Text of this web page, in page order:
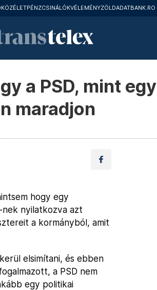
KÖZÉLETPÉNZCSINÁLÓKVÉLEMÉNYZÖLDADATBANK.RO
a PSD, mint egy
maradjon
hogy egy
nek nyilatkozva azt
a kormányból, amit
elsimítani, és ebben
a PSD nem
egy politikai